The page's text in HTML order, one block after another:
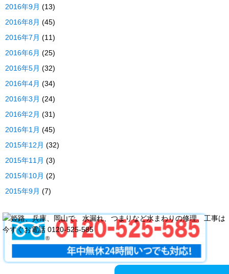
2016年9月 (13)
2016年8月 (45)
2016年7月 (11)
2016年6月 (25)
2016年5月 (32)
2016年4月 (34)
2016年3月 (24)
2016年2月 (31)
2016年1月 (45)
2015年12月 (32)
2015年11月 (3)
2015年10月 (2)
2015年9月 (7)